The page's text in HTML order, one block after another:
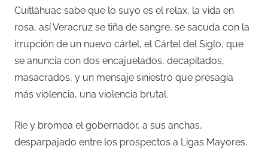
Cuitláhuac sabe que lo suyo es el relax, la vida en
rosa, así Veracruz se tiña de sangre, se sacuda con la
irrupción de un nuevo cártel, el Cártel del Siglo, que
se anuncia con dos encajuelados, decapitados,
masacrados, y un mensaje siniestro que presagia
más violencia, una violencia brutal.
Ríe y bromea el gobernador, a sus anchas,
desparpajado entre los prospectos a Ligas Mayores,